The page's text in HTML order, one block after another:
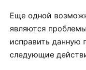
Еще одной
являются
исправить данную
следующие